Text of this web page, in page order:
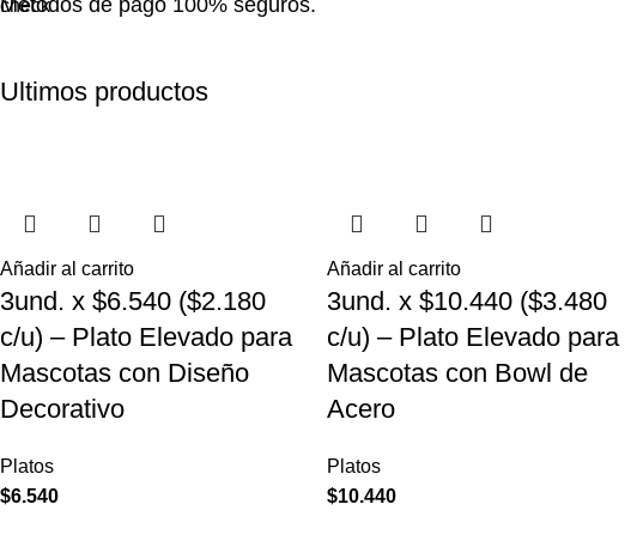
Metodos de pago 100% seguros.
Ultimos productos
Añadir al carrito
3und. x $6.540 ($2.180
c/u) – Plato Elevado para
Mascotas con Diseño
Decorativo
Platos
$6.540
Añadir al carrito
3und. x $10.440 ($3.480
c/u) – Plato Elevado para
Mascotas con Bowl de
Acero
Platos
$10.440